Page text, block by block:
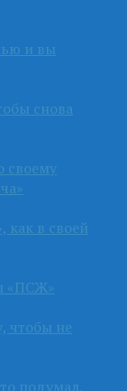
и вы
снова
своему
как в своей
«ПСЖ»
чтобы не
подумал,